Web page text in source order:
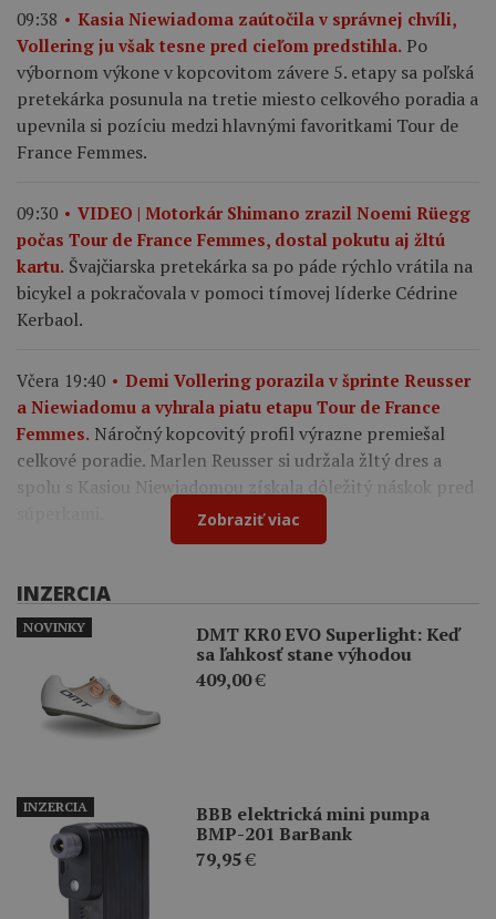
09:38
Kasia Niewiadoma zaútočila v správnej chvíli,
Vollering ju však tesne pred cieľom predstihla. Po
výbornom výkone v kopcovitom závere 5. etapy sa poľská
pretekárka posunula na tretie miesto celkového poradia a
upevnila si pozíciu medzi hlavnými favoritkami Tour de
France Femmes.
09:30
VIDEO | Motorkár Shimano zrazil Noemi Rüegg
počas Tour de France Femmes, dostal pokutu aj žltú
kartu. Švajčiarska pretekárka sa po páde rýchlo vrátila na
bicykel a pokračovala v pomoci tímovej líderke Cédrine
Kerbaol.
Včera 19:40
Demi Vollering porazila v šprinte Reusser
a Niewiadomu a vyhrala piatu etapu Tour de France
Femmes. Náročný kopcovitý profil výrazne premiešal
celkové poradie. Marlen Reusser si udržala žltý dres a
spolu s Kasiou Niewiadomou získala dôležitý náskok pred
Zobraziť viac
INZERCIA
DMT KR0 EVO Superlight: Keď
sa ľahkosť stane výhodou
409,00€
NOVINKY
BBB elektrická mini pumpa
BMP-201 BarBank
79,95€
INZERCIA